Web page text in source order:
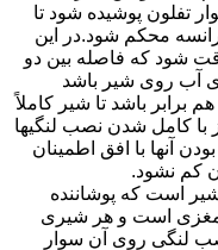
تفلون پوشیده شود تا
محکم شود.در این
شود که فاصله بین دو
آب روی شیر باشد
هم برابر باشد تا شیر کاملاً
با کامل شدن نصب لنگیها
آنها با افق اطمینان
کم نشود.
است که پوشاننده
مغزی است و هر شیری
لنگی روی آن سوار